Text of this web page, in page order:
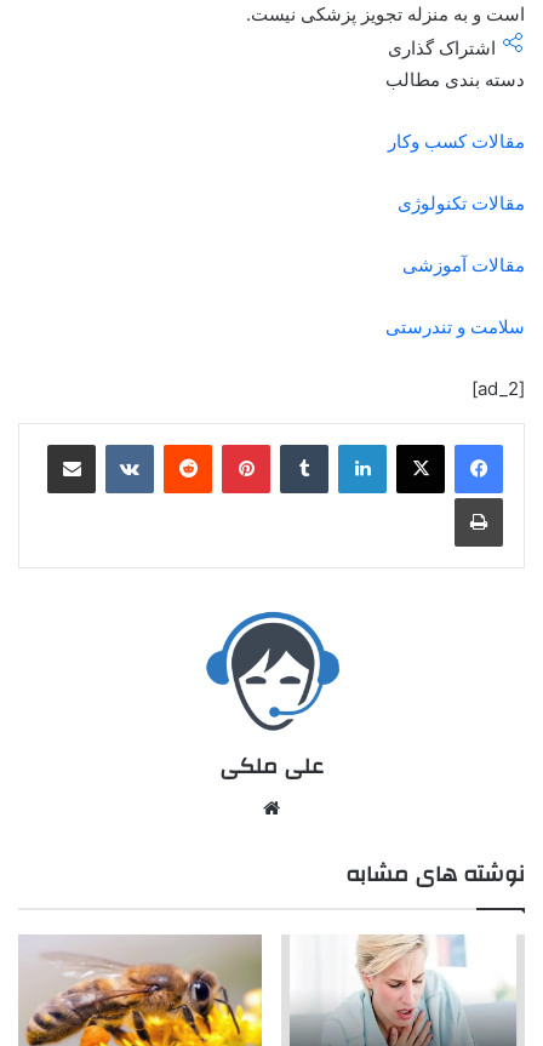
است و به منزله تجویز پزشکی نیست.
اشتراک گذاری
دسته بندی مطالب
مقالات کسب وکار
مقالات تکنولوژی
مقالات آموزشی
سلامت و تندرستی
[ad_2]
علی ملکی
نوشته های مشابه